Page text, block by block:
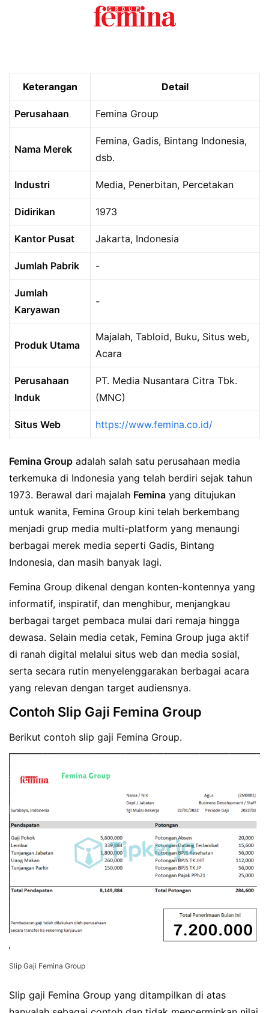
Keterangan Detail
Perusahaan Femina Group
Nama Merek
Femina, Gadis, Bintang Indonesia,
dsb.
Industri Media, Penerbitan, Percetakan
Didirikan 1973
Kantor Pusat Jakarta, Indonesia
Jumlah Pabrik -
Jumlah
Karyawan
-
Produk Utama
Majalah, Tabloid, Buku, Situs web,
Acara
Perusahaan
Induk
PT. Media Nusantara Citra Tbk.
(MNC)
Situs Web https://www.femina.co.id/
Femina Group adalah salah satu perusahaan media
terkemuka di Indonesia yang telah berdiri sejak tahun
1973. Berawal dari majalah Femina yang ditujukan
untuk wanita, Femina Group kini telah berkembang
menjadi grup media multi-platform yang menaungi
berbagai merek media seperti Gadis, Bintang
Indonesia, dan masih banyak lagi.
Femina Group dikenal dengan konten-kontennya yang
informatif, inspiratif, dan menghibur, menjangkau
berbagai target pembaca mulai dari remaja hingga
dewasa. Selain media cetak, Femina Group juga aktif
di ranah digital melalui situs web dan media sosial,
serta secara rutin menyelenggarakan berbagai acara
yang relevan dengan target audiensnya.
Contoh Slip Gaji Femina Group
Berikut contoh slip gaji Femina Group.
Slip Gaji Femina Group
Slip gaji Femina Group yang ditampilkan di atas